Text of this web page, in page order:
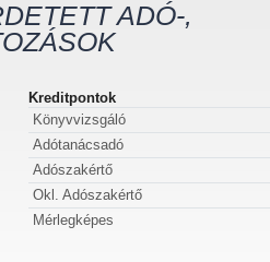
ADÓ-,
Kreditpontok
Könyvvizsgáló
Adótanácsadó
Adószakértő
Okl. Adószakértő
Mérlegképes